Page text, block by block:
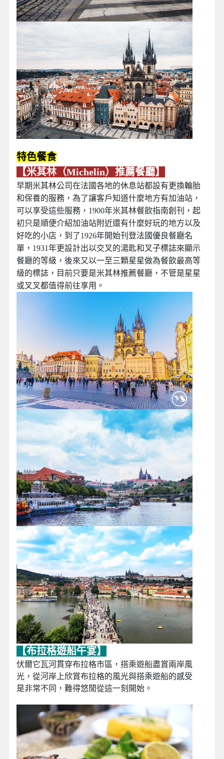
特色餐食
【米其林（Michelin）推薦餐廳】
早期米其林公司在法國各地的休息站都設有更換輪胎
和保養的服務，為了讓客戶知道什麼地方有加油站，
可以享受這些服務，1900年米其林餐飲指南創刊，起
初只是順便介紹加油站附近還有什麼好玩的地方以及
好吃的小店，到了1926年開始刊登法國優良餐廳名
單，1931年更設計出以交叉的湯匙和叉子標誌來顯示
餐廳的等級，後來又以一至三顆星星做為餐飲最高等
級的標誌，目前只要是米其林推薦餐廳，不管是星星
或叉叉都值得前往享用。
【布拉格遊船午宴】
伏爾它瓦河貫穿布拉格市區，搭乘遊船盡賞兩岸風
光，從河岸上欣賞布拉格的風光與搭乘遊船的感受
是非常不同，難得悠閒從這一刻開始。